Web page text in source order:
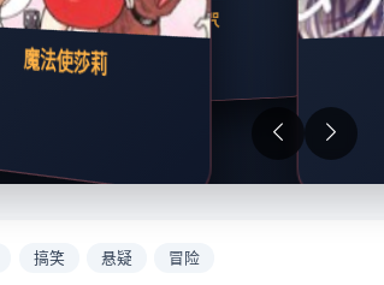
海贼王
从今天开始的青梅竹马
搞笑 悬疑 冒险